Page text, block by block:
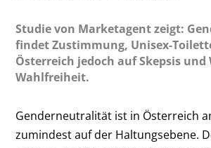
Studie von Marketagent zeigt:
findet Zustimmung, Unisex-
Österreich jedoch auf Skepsis und
Wahlfreiheit.
Genderneutralität ist in Österreich
zumindest auf der Haltungsebene.